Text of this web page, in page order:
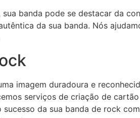
banda pode se destacar da
da sua banda. Nós
imagem duradoura e
serviços de criação de
da sua banda de rock